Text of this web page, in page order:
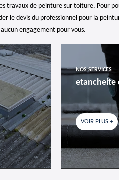
travaux de peinture sur toiture. Pour
le devis du professionnel pour la
engagement pour vous.
NOS SERVICES
etancheite
VOIR PLUS +